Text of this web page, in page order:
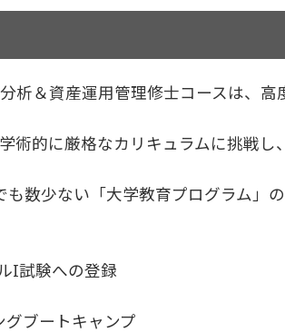
析＆資産運用管理修士コースは、
術的に厳格なカリキュラムに挑戦
も数少ない「大学教育プログラム」
I試験への登録
ブートキャンプ